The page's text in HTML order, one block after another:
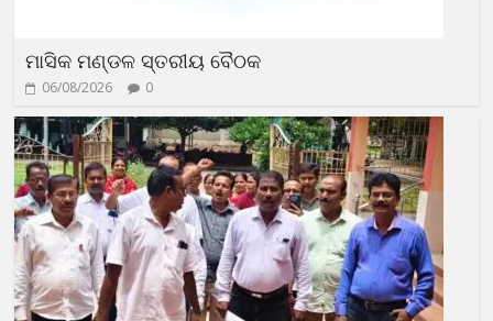
ମାସିକ ମଣ୍ଡଳ ସ୍ତରୀୟ ବୈଠକ
06/08/2026 0